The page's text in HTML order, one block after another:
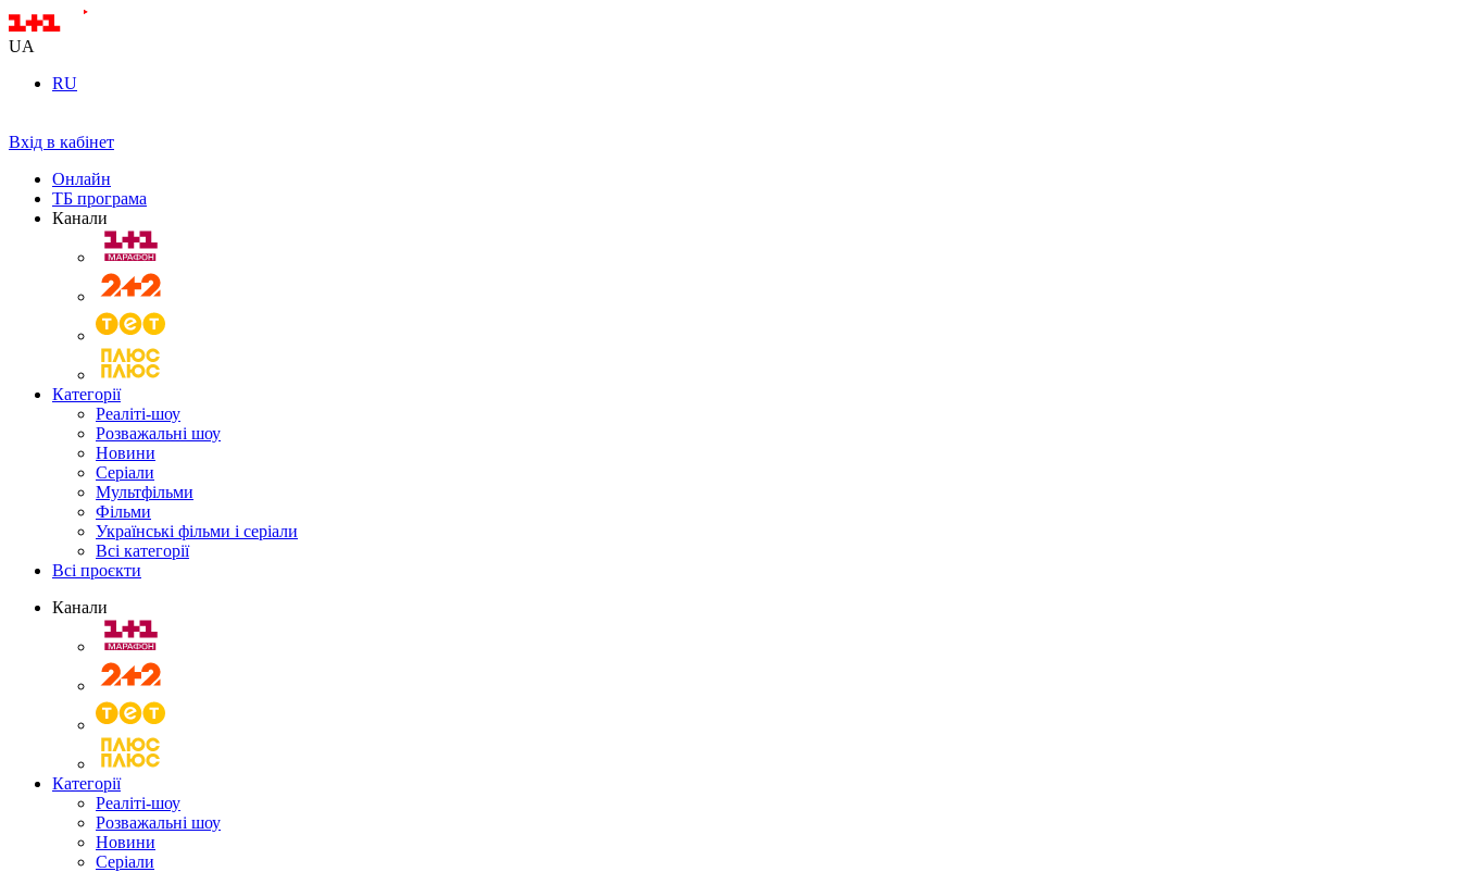
UA
RU
Вхід в кабінет
Онлайн
ТБ програма
Канали
Категорії
Реаліті-шоу
Розважальні шоу
Новини
Серіали
Мультфільми
Фільми
Українські фільми і серіали
Всі категорії
Всі проєкти
Канали
Категорії
Реаліті-шоу
Розважальні шоу
Новини
Серіали